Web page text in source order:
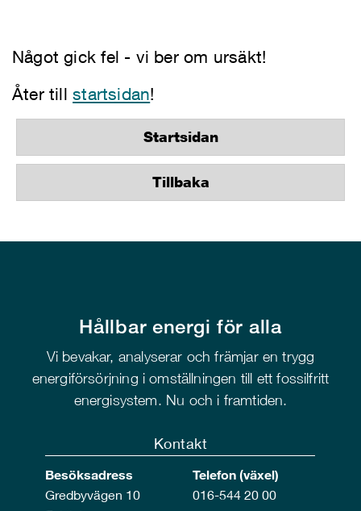
Något gick fel - vi ber om ursäkt!
Åter tillstartsidan!
Startsidan
Tillbaka
Hållbar energi för alla
Vi bevakar, analyserar och främjar en trygg
energiförsörjning i omställningen till ett fossilfritt
energisystem. Nu och i framtiden.
Kontakt
Besöksadress
Gredbyvägen 10
Telefon (växel)
016-544 20 00